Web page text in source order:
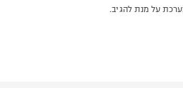
על מנת להגיב.